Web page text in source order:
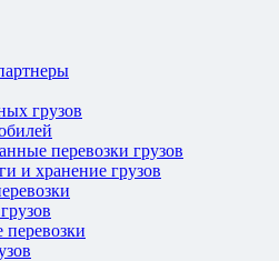
грузов
перевозки грузов
и хранение грузов